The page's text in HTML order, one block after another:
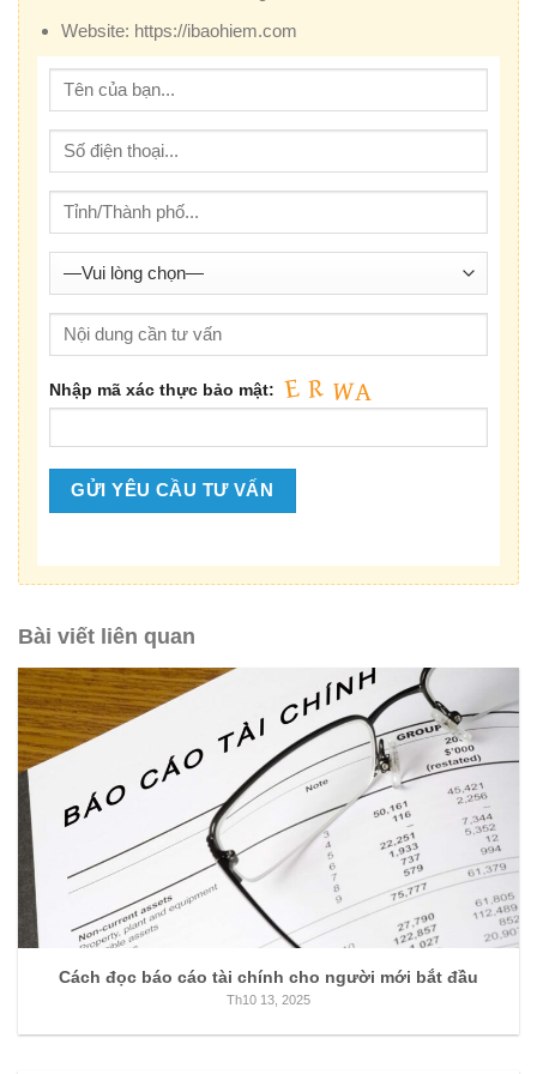
Website: https://ibaohiem.com
Nhập mã xác thực bảo mật:
Bài viết liên quan
Cách đọc báo cáo tài chính cho người mới bắt đầu
Th10 13, 2025